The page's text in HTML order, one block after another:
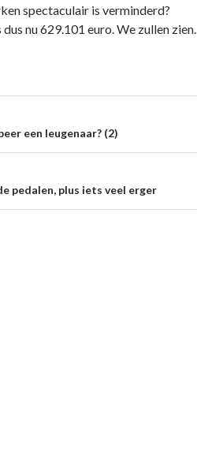
spectaculair is verminderd?
nu 629.101 euro. We zullen zien.
een leugenaar? (2)
pedalen, plus iets veel erger